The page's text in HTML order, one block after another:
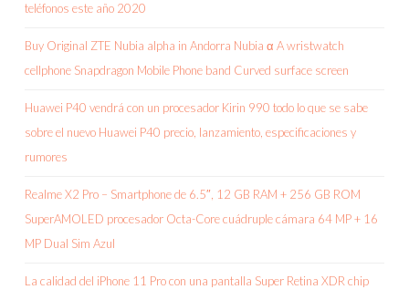
teléfonos este año 2020
Buy Original ZTE Nubia alpha in Andorra Nubia α A wristwatch
cellphone Snapdragon Mobile Phone band Curved surface screen
Huawei P40 vendrá con un procesador Kirin 990 todo lo que se sabe
sobre el nuevo Huawei P40 precio, lanzamiento, especificaciones y
rumores
Realme X2 Pro – Smartphone de 6.5″, 12 GB RAM + 256 GB ROM
SuperAMOLED procesador Octa-Core cuádruple cámara 64 MP + 16
MP Dual Sim Azul
La calidad del iPhone 11 Pro con una pantalla Super Retina XDR chip